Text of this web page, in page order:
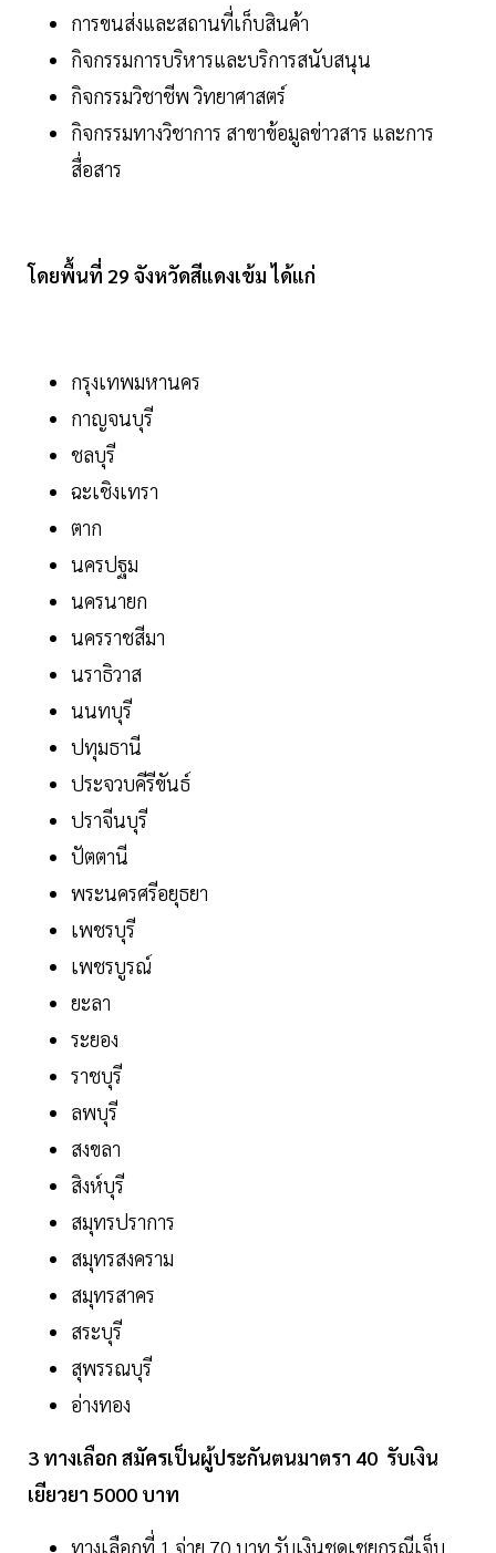
การขนส่งและสถานที่เก็บสินค้า
กิจกรรมการบริหารและบริการสนับสนุน
กิจกรรมวิชาชีพ วิทยาศาสตร์
กิจกรรมทางวิชาการ สาขาข้อมูลข่าวสาร และการ
สื่อสาร
โดยพื้นที่ 29 จังหวัดสีแดงเข้ม ได้แก่
กรุงเทพมหานคร
กาญจนบุรี
ชลบุรี
ฉะเชิงเทรา
ตาก
นครปฐม
นครนายก
นครราชสีมา
นราธิวาส
นนทบุรี
ปทุมธานี
ประจวบคีรีขันธ์
ปราจีนบุรี
ปัตตานี
พระนครศรีอยุธยา
เพชรบุรี
เพชรบูรณ์
ยะลา
ระยอง
ราชบุรี
ลพบุรี
สงขลา
สิงห์บุรี
สมุทรปราการ
สมุทรสงคราม
สมุทรสาคร
สระบุรี
สุพรรณบุรี
อ่างทอง
3 ทางเลือก สมัครเป็นผู้ประกันตนมาตรา 40 รับเงิน
เยียวยา 5000 บาท
ทางเลือกที่ 1 จ่าย 70 บาท รับเงินชดเชยกรณีเจ็บ